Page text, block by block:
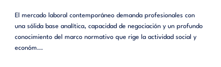
El mercado laboral contemporáneo demanda profesionales con
una sólida base analítica, capacidad de negociación y un profundo
conocimiento del marco normativo que rige la actividad social y
económ...